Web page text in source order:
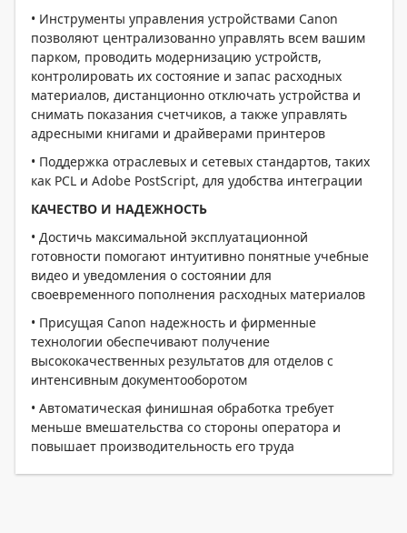
• Инструменты управления устройствами Canon
позволяют централизованно управлять всем вашим
парком, проводить модернизацию устройств,
контролировать их состояние и запас расходных
материалов, дистанционно отключать устройства и
снимать показания счетчиков, а также управлять
адресными книгами и драйверами принтеров
• Поддержка отраслевых и сетевых стандартов, таких
как PCL и Adobe PostScript, для удобства интеграции
КАЧЕСТВО И НАДЕЖНОСТЬ
• Достичь максимальной эксплуатационной
готовности помогают интуитивно понятные учебные
видео и уведомления о состоянии для
своевременного пополнения расходных материалов
• Присущая Canon надежность и фирменные
технологии обеспечивают получение
высококачественных результатов для отделов с
интенсивным документооборотом
• Автоматическая финишная обработка требует
меньше вмешательства со стороны оператора и
повышает производительность его труда